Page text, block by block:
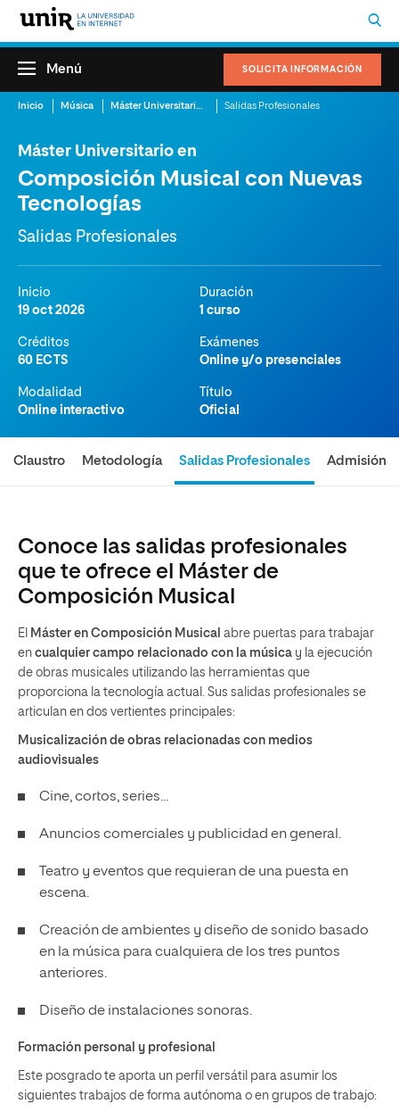
SOLICITA INFORMACIÓN
Menú
Inicio Música Máster Universitario en Composición Musical con Nuevas Tecnologías Salidas Profesionales
Máster Universitario en
Composición Musical con Nuevas
Tecnologías
Salidas Profesionales
Inicio
19 oct 2026
Duración
1 curso
Créditos
60 ECTS
Exámenes
Online y/o presenciales
Modalidad
Online interactivo
Título
Oficial
Claustro Metodología Salidas Profesionales Admisión
Conoce las salidas profesionales
que te ofrece el Máster de
Composición Musical
El Máster en Composición Musical abre puertas para trabajar
en cualquier campo relacionado con la música y la ejecución
de obras musicales utilizando las herramientas que
proporciona la tecnología actual. Sus salidas profesionales se
articulan en dos vertientes principales:
Musicalización de obras relacionadas con medios
audiovisuales
Cine, cortos, series...
Anuncios comerciales y publicidad en general.
Teatro y eventos que requieran de una puesta en
escena.
Creación de ambientes y diseño de sonido basado
en la música para cualquiera de los tres puntos
anteriores.
Diseño de instalaciones sonoras.
Formación personal y profesional
Este posgrado te aporta un perfil versátil para asumir los
siguientes trabajos de forma autónoma o en grupos de trabajo: